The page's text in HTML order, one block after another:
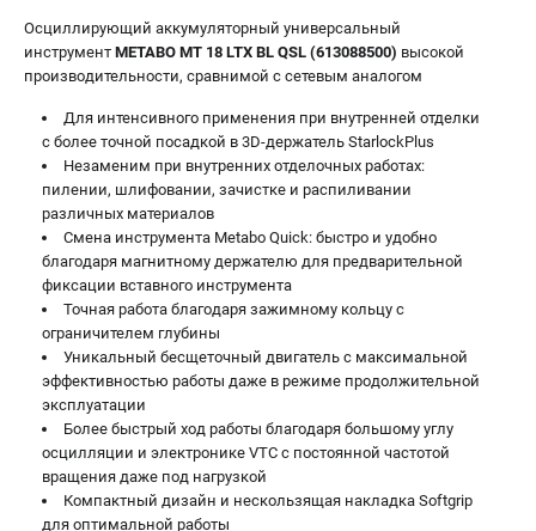
+7 (911) 360-06-14 | +7 (8112) 59-10-67
zakaz@metabo-market.ru
Осциллирующий аккумуляторный универсальный
инструмент METABO MT 18 LTX BL QSL (613088500) высокой
производительности, сравнимой с сетевым аналогом
Для интенсивного применения при внутренней отделки
с более точной посадкой в 3D-держатель StarlockPlus
Незаменим при внутренних отделочных работах:
пилении, шлифовании, зачистке и распиливании
различных материалов
Смена инструмента Metabo Quick: быстро и удобно
благодаря магнитному держателю для предварительной
фиксации вставного инструмента
Точная работа благодаря зажимному кольцу с
ограничителем глубины
Уникальный бесщеточный двигатель с максимальной
эффективностью работы даже в режиме продолжительной
эксплуатации
Более быстрый ход работы благодаря большому углу
осцилляции и электронике VTC с постоянной частотой
вращения даже под нагрузкой
Компактный дизайн и нескользящая накладка Softgrip
для оптимальной работы